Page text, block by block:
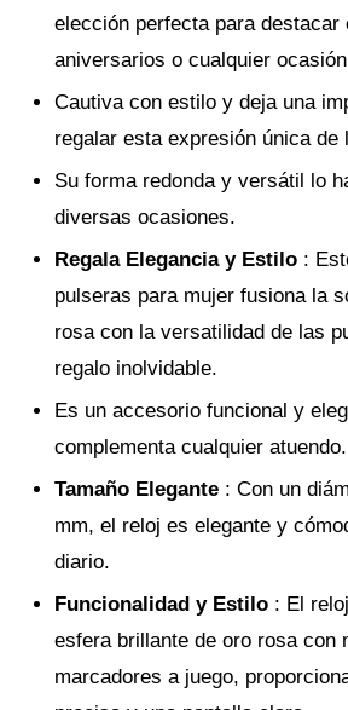
elección perfecta para destacar
aniversarios o cualquier
Cautiva con estilo y deja una
regalar esta expresión única de
Su forma redonda y versátil lo
diversas ocasiones.
Regala Elegancia y Estilo :
pulseras para mujer fusiona la
rosa con la versatilidad de las
regalo inolvidable.
Es un accesorio funcional y
complementa cualquier atuendo.
Tamaño Elegante : Con un
mm, el reloj es elegante y
diario.
Funcionalidad y Estilo : El
esfera brillante de oro rosa con
marcadores a juego,